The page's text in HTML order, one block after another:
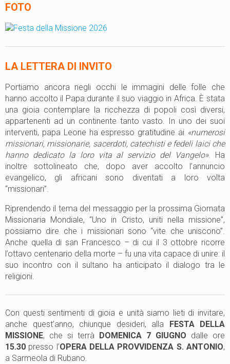
FOTO
LA LETTERA DI INVITO
Portiamo ancora negli occhi le immagini delle folle che
hanno accolto il Papa durante il suo viaggio in Africa. È stata
una gioia contemplare la ricchezza di popoli così diversi,
appartenenti ad un continente tanto vasto. In uno dei suoi
interventi, papa Leone ha espresso gratitudine ai «numerosi
missionari, missionarie, sacerdoti, catechisti e fedeli laici che
hanno dedicato la loro vita al servizio del Vangelo». Ha
inoltre sottolineato che, dopo aver accolto l’annuncio
evangelico, gli africani sono diventati a loro volta
“missionari”.
Riprendendo il tema del messaggio per la prossima Giornata
Missionaria Mondiale, “Uno in Cristo, uniti nella missione”,
possiamo dire che i missionari sono “vite che uniscono”.
Anche quella di san Francesco – di cui il 3 ottobre ricorre
l’ottavo centenario della morte – fu una vita capace di unire: il
suo incontro con il sultano ha anticipato il dialogo tra le
religioni.
Con questi sentimenti di gioia e unità siamo lieti di invitare,
anche quest’anno, chiunque desideri, alla
FESTA DELLA
MISSIONE, che si terrà DOMENICA 7 GIUGNO dalle ore
15.30 presso l’OPERA DELLA PROVVIDENZA S. ANTONIO,
a Sarmeola di Rubano.